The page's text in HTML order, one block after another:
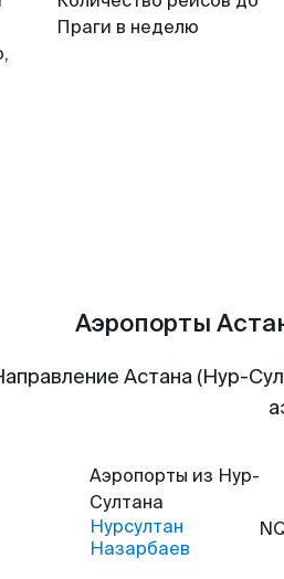
Праги в неделю
Аэропорты
Астана (Нур-
Аэропорты из Нур-
Султана
Нурсултан
Назарбаев